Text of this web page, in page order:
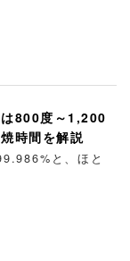
800度～1,200
時間を解説
と、ほと